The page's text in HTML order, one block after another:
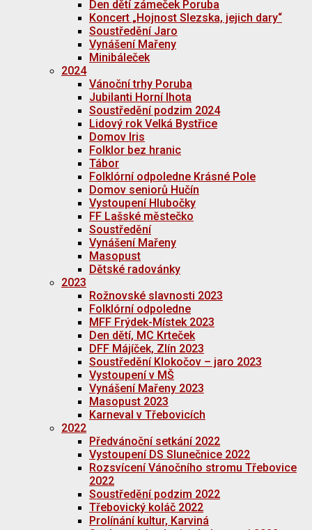
Den dětí zámeček Poruba
Koncert „Hojnost Slezska, jejich dary“
Soustředění Jaro
Vynášení Mařeny
Minibáleček
2024
Vánoční trhy Poruba
Jubilanti Horní lhota
Soustředění podzim 2024
Lidový rok Velká Bystřice
Domov Iris
Folklor bez hranic
Tábor
Folklórní odpoledne Krásné Pole
Domov seniorů Hučín
Vystoupení Hlubočky
FF Lašské městečko
Soustředění
Vynášení Mařeny
Masopust
Dětské radovánky
2023
Rožnovské slavnosti 2023
Folklórní odpoledne
MFF Frýdek-Místek 2023
Den dětí, MC Krteček
DFF Májíček, Zlín 2023
Soustředění Klokočov – jaro 2023
Vystoupení v MŠ
Vynášení Mařeny 2023
Masopust 2023
Karneval v Třebovicích
2022
Předvánoční setkání 2022
Vystoupení DS Slunečnice 2022
Rozsvícení Vánočního stromu Třebovice
2022
Soustředění podzim 2022
Třebovický koláč 2022
Prolínání kultur, Karviná